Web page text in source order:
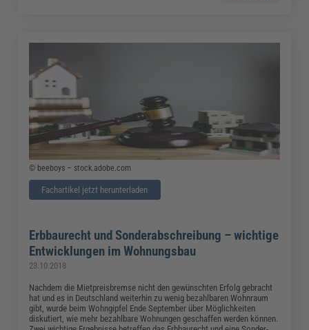
© beeboys – stock.adobe.com
Fachartikel jetzt herunterladen
Erbbaurecht und Sonderabschreibung – wichtige
Entwicklungen im Wohnungsbau
23.10.2018
Nachdem die Mietpreisbremse nicht den gewünschten Erfolg gebracht
hat und es in Deutschland weiterhin zu wenig bezahlbaren Wohnraum
gibt, wurde beim Wohngipfel Ende September über Möglichkeiten
diskutiert, wie mehr bezahlbare Wohnungen geschaffen werden können.